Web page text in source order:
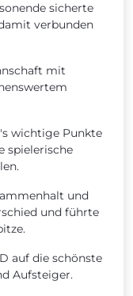
sicherte
verbunden
mit
wichtige Punkte
spielerische
und
und führte
auf die schönste
Aufsteiger.